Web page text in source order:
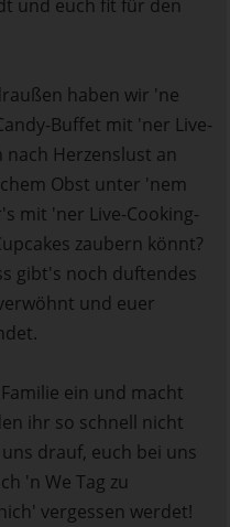
und euch fit für den
haben wir 'ne
Buffet mit 'ner Live-
Herzenslust an
Obst unter 'nem
mit 'ner Live-Cooking-
zaubern könnt?
gibt's noch duftendes
und euer
ein und macht
ihr so schnell nicht
drauf, euch bei uns
'n We Tag zu
vergessen werdet!